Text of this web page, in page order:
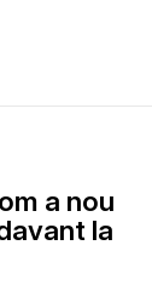
a nou
la